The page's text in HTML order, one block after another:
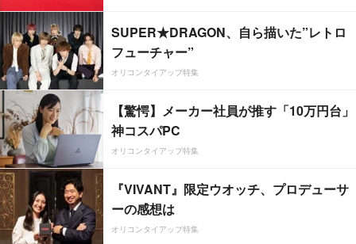
SUPER★DRAGON、自ら描いた”レトロ
フューチャー”
オリコンタイアップ特集
【驚愕】メーカー社員が推す「10万円台」
神コスパPC
オリコンタイアップ特集
『VIVANT』限定ウオッチ、プロデューサ
ーの感想は
オリコンタイアップ特集